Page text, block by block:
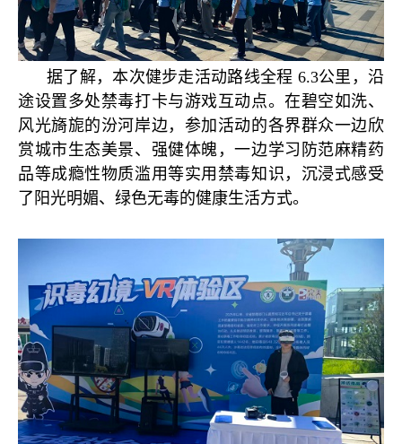
据了解，本次健步走活动路线全程 6.3公里，沿
途设置多处禁毒打卡与游戏互动点。在碧空如洗、
风光旖旎的汾河岸边，参加活动的各界群众一边欣
赏城市生态美景、强健体魄，一边学习防范麻精药
品等成瘾性物质滥用等实用禁毒知识，沉浸式感受
了阳光明媚、绿色无毒的健康生活方式。